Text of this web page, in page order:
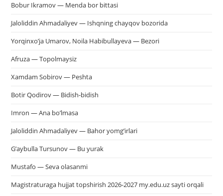
Bobur Ikramov — Menda bor bittasi
Jaloliddin Ahmadaliyev — Ishqning chayqov bozorida
Yorqinxo’ja Umarov, Noila Habibullayeva — Bezori
Afruza — Topolmaysiz
Xamdam Sobirov — Peshta
Botir Qodirov — Bidish-bidish
Imron — Ana bo’lmasa
Jaloliddin Ahmadaliyev — Bahor yomg’irlari
G’aybulla Tursunov — Bu yurak
Mustafo — Seva olasanmi
Magistraturaga hujjat topshirish 2026-2027 my.edu.uz sayti orqali